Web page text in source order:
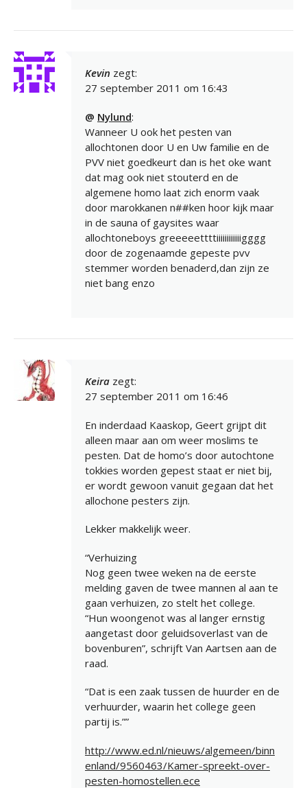
Kevin zegt:
27 september 2011 om 16:43
@ Nylund:
Wanneer U ook het pesten van
allochtonen door U en Uw familie en de
PVV niet goedkeurt dan is het oke want
dat mag ook niet stouterd en de
algemene homo laat zich enorm vaak
door marokkanen n##ken hoor kijk maar
in de sauna of gaysites waar
allochtoneboys greeeeettttiiiiiiiiiiiigggg
door de zogenaamde gepeste pvv
stemmer worden benaderd,dan zijn ze
niet bang enzo
Keira zegt:
27 september 2011 om 16:46
En inderdaad Kaaskop, Geert grijpt dit
alleen maar aan om weer moslims te
pesten. Dat de homo’s door autochtone
tokkies worden gepest staat er niet bij,
er wordt gewoon vanuit gegaan dat het
allochone pesters zijn.
Lekker makkelijk weer.
“Verhuizing
Nog geen twee weken na de eerste
melding gaven de twee mannen al aan te
gaan verhuizen, zo stelt het college.
“Hun woongenot was al langer ernstig
aangetast door geluidsoverlast van de
bovenburen”, schrijft Van Aartsen aan de
raad.
“Dat is een zaak tussen de huurder en de
verhuurder, waarin het college geen
partij is.””
http://www.ed.nl/nieuws/algemeen/binn
enland/9560463/Kamer-spreekt-over-
pesten-homostellen.ece